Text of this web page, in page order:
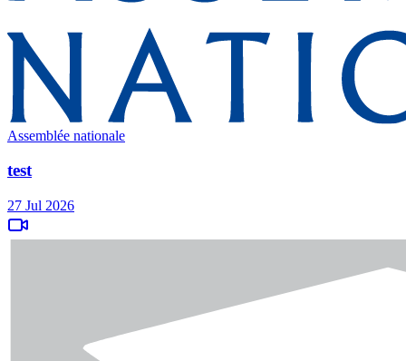
Assemblée nationale
test
27 Jul 2026